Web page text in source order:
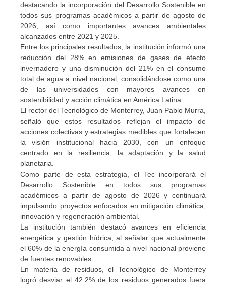
destacando la incorporación del Desarrollo Sostenible en
todos sus programas académicos a partir de agosto de
2026, así como importantes avances ambientales
alcanzados entre 2021 y 2025.
Entre los principales resultados, la institución informó una
reducción del 28% en emisiones de gases de efecto
invernadero y una disminución del 21% en el consumo
total de agua a nivel nacional, consolidándose como una
de las universidades con mayores avances en
sostenibilidad y acción climática en América Latina.
El rector del Tecnológico de Monterrey, Juan Pablo Murra,
señaló que estos resultados reflejan el impacto de
acciones colectivas y estrategias medibles que fortalecen
la visión institucional hacia 2030, con un enfoque
centrado en la resiliencia, la adaptación y la salud
planetaria.
Como parte de esta estrategia, el Tec incorporará el
Desarrollo Sostenible en todos sus programas
académicos a partir de agosto de 2026 y continuará
impulsando proyectos enfocados en mitigación climática,
innovación y regeneración ambiental.
La institución también destacó avances en eficiencia
energética y gestión hídrica, al señalar que actualmente
el 60% de la energía consumida a nivel nacional proviene
de fuentes renovables.
En materia de residuos, el Tecnológico de Monterrey
logró desviar el 42.2% de los residuos generados fuera